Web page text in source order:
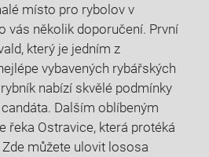
místo‌ pro ‌rybolov v
vás několik doporučení. První
který je jedním z
vybavených rybářských
⁣nabízí‍ skvělé podmínky
Dalším oblíbeným
řeka Ostravice, která protéká
můžete ulovit lososa